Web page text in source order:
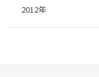
2012年